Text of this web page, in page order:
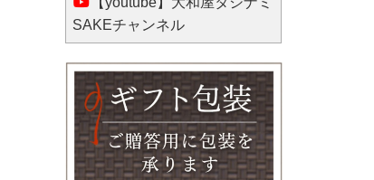
SAKEチャンネル